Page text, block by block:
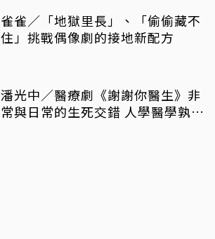
雀雀／「地獄里長」、「偷偷藏不
住」挑戰偶像劇的接地新配方
潘光中／醫療劇《謝謝你醫生》非
常與日常的生死交錯 人學醫學孰輕